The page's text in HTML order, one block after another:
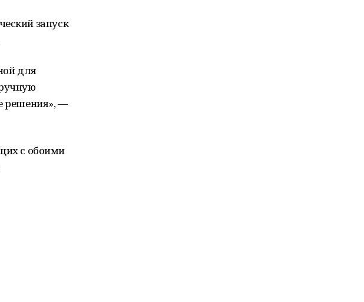
запуск
для
решения», —
с обоими